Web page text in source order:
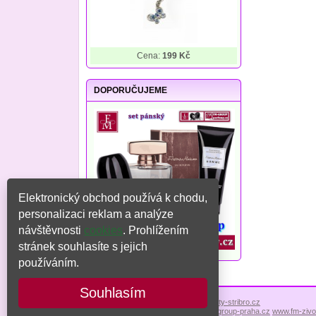
Cena: 199 Kč
DOPORUČUJEME
Elektronický obchod používá k chodu,
personalizaci reklam a analýze
návštěvnosti cookies. Prohlížením
stránek souhlasíte s jejich
používáním.
Souhlasím
www.sperky-klenoty-stribro.cz
www.fm-group-parfemy.cz www.fm-group-praha.cz www.fm-